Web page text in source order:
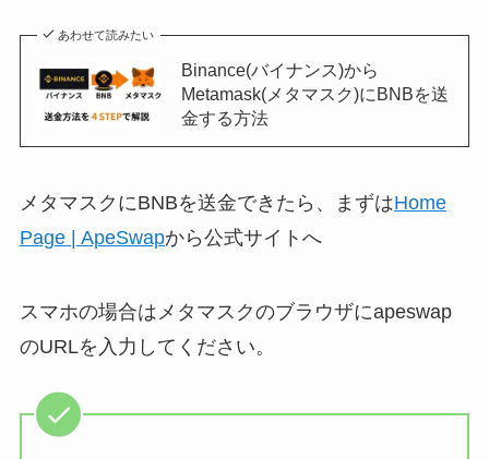
あわせて読みたい
Binance(バイナンス)から
Metamask(メタマスク)にBNBを送
金する方法
メタマスクにBNBを送金できたら、まずはHome
Page | ApeSwapから公式サイトへ
スマホの場合はメタマスクのブラウザにapeswap
のURLを入力してください。